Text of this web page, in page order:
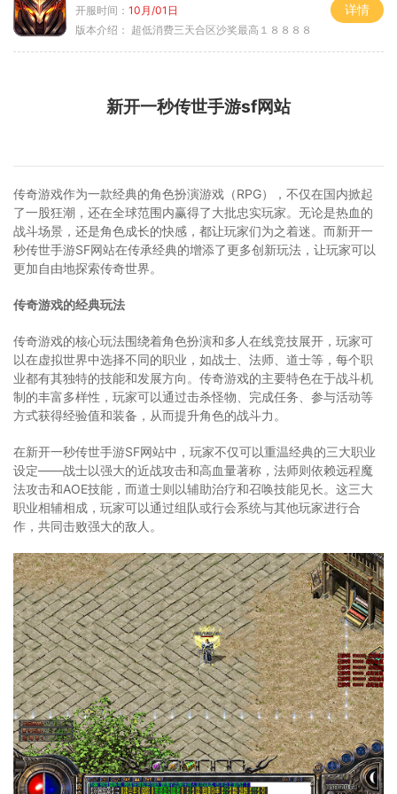
开服时间： 10月/01日
版本介绍： 超低消费三天合区沙奖最高１８８８８
详情
新开一秒传世手游sf网站
传奇游戏作为一款经典的角色扮演游戏（RPG），不仅在国内掀起
了一股狂潮，还在全球范围内赢得了大批忠实玩家。无论是热血的
战斗场景，还是角色成长的快感，都让玩家们为之着迷。而新开一
秒传世手游SF网站在传承经典的增添了更多创新玩法，让玩家可以
更加自由地探索传奇世界。
传奇游戏的经典玩法
传奇游戏的核心玩法围绕着角色扮演和多人在线竞技展开，玩家可
以在虚拟世界中选择不同的职业，如战士、法师、道士等，每个职
业都有其独特的技能和发展方向。传奇游戏的主要特色在于战斗机
制的丰富多样性，玩家可以通过击杀怪物、完成任务、参与活动等
方式获得经验值和装备，从而提升角色的战斗力。
在新开一秒传世手游SF网站中，玩家不仅可以重温经典的三大职业
设定——战士以强大的近战攻击和高血量著称，法师则依赖远程魔
法攻击和AOE技能，而道士则以辅助治疗和召唤技能见长。这三大
职业相辅相成，玩家可以通过组队或行会系统与其他玩家进行合
作，共同击败强大的敌人。